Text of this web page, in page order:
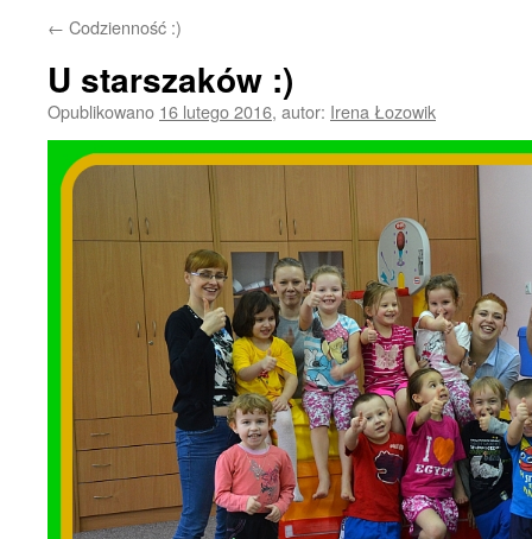
← Codzienność :)
U starszaków :)
Opublikowano 16 lutego 2016, autor: Irena Łozowik